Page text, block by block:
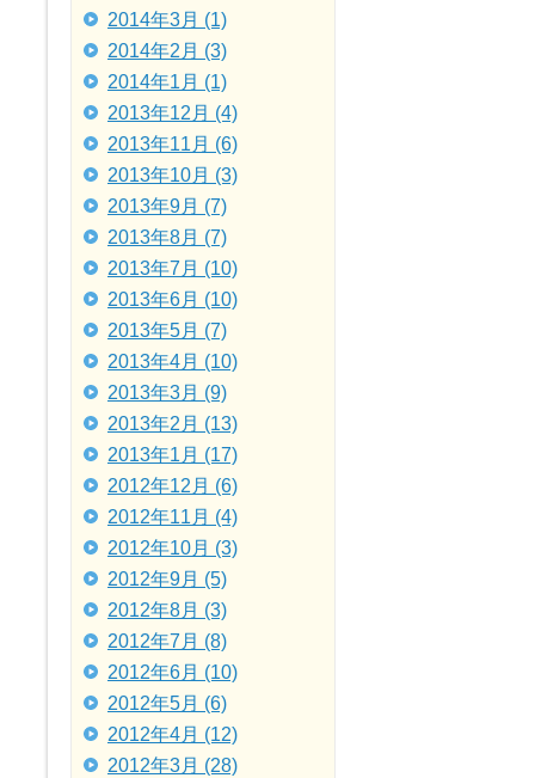
2014年3月 (1)
2014年2月 (3)
2014年1月 (1)
2013年12月 (4)
2013年11月 (6)
2013年10月 (3)
2013年9月 (7)
2013年8月 (7)
2013年7月 (10)
2013年6月 (10)
2013年5月 (7)
2013年4月 (10)
2013年3月 (9)
2013年2月 (13)
2013年1月 (17)
2012年12月 (6)
2012年11月 (4)
2012年10月 (3)
2012年9月 (5)
2012年8月 (3)
2012年7月 (8)
2012年6月 (10)
2012年5月 (6)
2012年4月 (12)
2012年3月 (28)